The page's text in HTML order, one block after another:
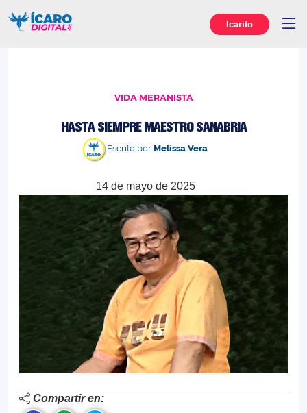
Icarito
VIDA MERANISTA
HASTA SIEMPRE MAESTRO SANABRIA
Escrito por Melissa Vera
14 de mayo de 2025
Compartir en: